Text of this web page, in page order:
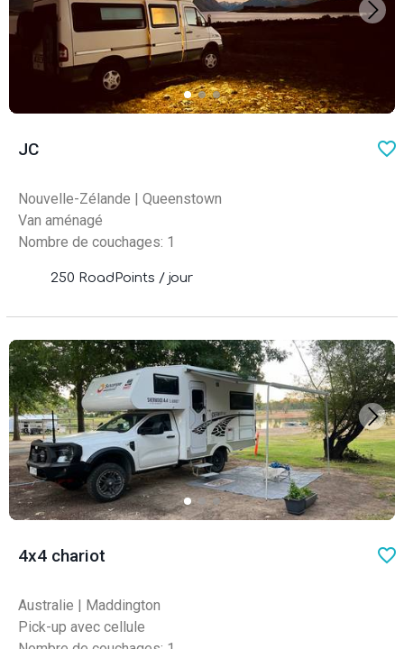
JC
Nouvelle-Zélande | Queenstown
Van aménagé
Nombre de couchages: 1
250 RoadPoints / jour
4x4 chariot
Australie | Maddington
Pick-up avec cellule